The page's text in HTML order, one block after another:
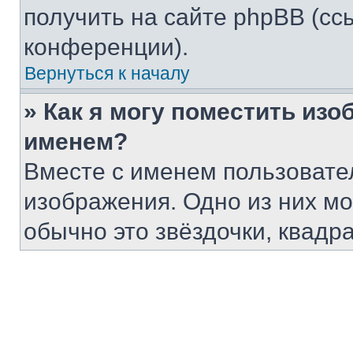
получить на сайте phpBB
конференции).
Вернуться к началу
» Как я могу поместить
именем?
Вместе с именем
изображения. Одно из них
обычно это звёздочки,